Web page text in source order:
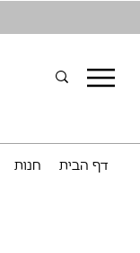
דף הבית חנות